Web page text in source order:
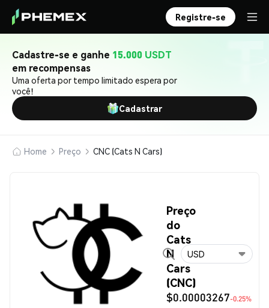
Registre-se
Cadastre-se e ganhe 15.000 USDT
em recompensas
Uma oferta por tempo limitado espera por
você!
Cadastrar
Home Preço CNC (Cats N Cars)
Preço
do
Cats
N
Cars
(CNC)
$0.00003267-0.25%
USD